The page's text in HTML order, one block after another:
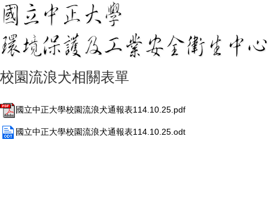
校園流浪犬相關表單
國立中正大學校園流浪犬通報表114.10.25.pdf
國立中正大學校園流浪犬通報表114.10.25.odt